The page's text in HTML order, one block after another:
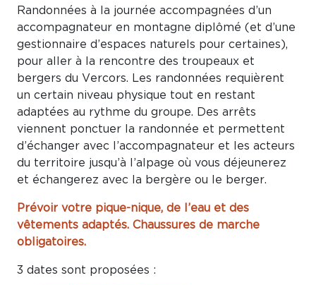
Randonnées à la journée accompagnées d’un
accompagnateur en montagne diplômé (et d’une
gestionnaire d’espaces naturels pour certaines),
pour aller à la rencontre des troupeaux et
bergers du Vercors. Les randonnées requièrent
un certain niveau physique tout en restant
adaptées au rythme du groupe. Des arrêts
viennent ponctuer la randonnée et permettent
d’échanger avec l’accompagnateur et les acteurs
du territoire jusqu’à l’alpage où vous déjeunerez
et échangerez avec la bergère ou le berger.
Prévoir votre pique-nique, de l’eau et des
vêtements adaptés. Chaussures de marche
obligatoires.
3 dates sont proposées :